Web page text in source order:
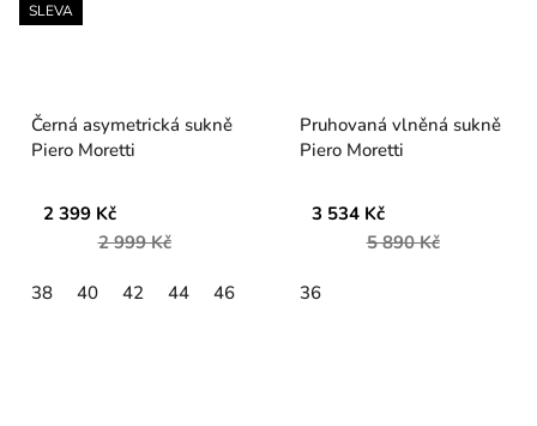
SLEVA
Černá asymetrická sukně
Piero Moretti
2 399 Kč
2 999 Kč
38 40 42 44 46
Pruhovaná vlněná sukně
Piero Moretti
3 534 Kč
5 890 Kč
36